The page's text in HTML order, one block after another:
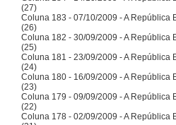
(27)
Coluna 183 - 07/10/2009 - A República
(26)
Coluna 182 - 30/09/2009 - A República
(25)
Coluna 181 - 23/09/2009 - A República
(24)
Coluna 180 - 16/09/2009 - A República
(23)
Coluna 179 - 09/09/2009 - A República
(22)
Coluna 178 - 02/09/2009 - A República